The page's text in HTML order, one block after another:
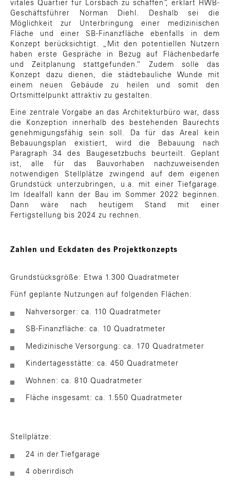
vitales Quartier für Lorsbach zu schaffen“, erklärt HWB-
Geschäftsführer Norman Diehl. Deshalb sei die
Möglichkeit zur Unterbringung einer medizinischen
Fläche und einer SB-Finanzfläche ebenfalls in dem
Konzept berücksichtigt. „Mit den potentiellen Nutzern
haben erste Gespräche in Bezug auf Flächenbedarfe
und Zeitplanung stattgefunden.“ Zudem solle das
Konzept dazu dienen, die städtebauliche Wunde mit
einem neuen Gebäude zu heilen und somit den
Ortsmittelpunkt attraktiv zu gestalten.
Eine zentrale Vorgabe an das Architekturbüro war, dass
die Konzeption innerhalb des bestehenden Baurechts
genehmigungsfähig sein soll. Da für das Areal kein
Bebauungsplan existiert, wird die Bebauung nach
Paragraph 34 des Baugesetzbuchs beurteilt. Geplant
ist, alle für das Bauvorhaben nachzuweisenden
notwendigen Stellplätze zwingend auf dem eigenen
Grundstück unterzubringen, u.a. mit einer Tiefgarage.
Im Idealfall kann der Bau im Sommer 2022 beginnen.
Dann wäre nach heutigem Stand mit einer
Fertigstellung bis 2024 zu rechnen.
Zahlen und Eckdaten des Projektkonzepts
Grundstücksgröße: Etwa 1.300 Quadratmeter
Fünf geplante Nutzungen auf folgenden Flächen:
Nahversorger: ca. 110 Quadratmeter
SB-Finanzfläche: ca. 10 Quadratmeter
Medizinische Versorgung: ca. 170 Quadratmeter
Kindertagesstätte: ca. 450 Quadratmeter
Wohnen: ca. 810 Quadratmeter
Fläche insgesamt: ca. 1.550 Quadratmeter
Stellplätze:
24 in der Tiefgarage
4 oberirdisch